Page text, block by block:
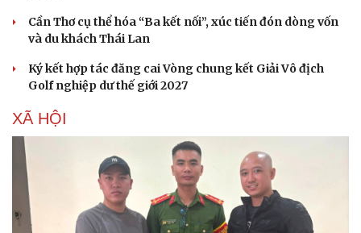
Cần Thơ cụ thể hóa “Ba kết nối”, xúc tiến đón dòng vốn
và du khách Thái Lan
Ký kết hợp tác đăng cai Vòng chung kết Giải Vô địch
Golf nghiệp dư thế giới 2027
XÃ HỘI